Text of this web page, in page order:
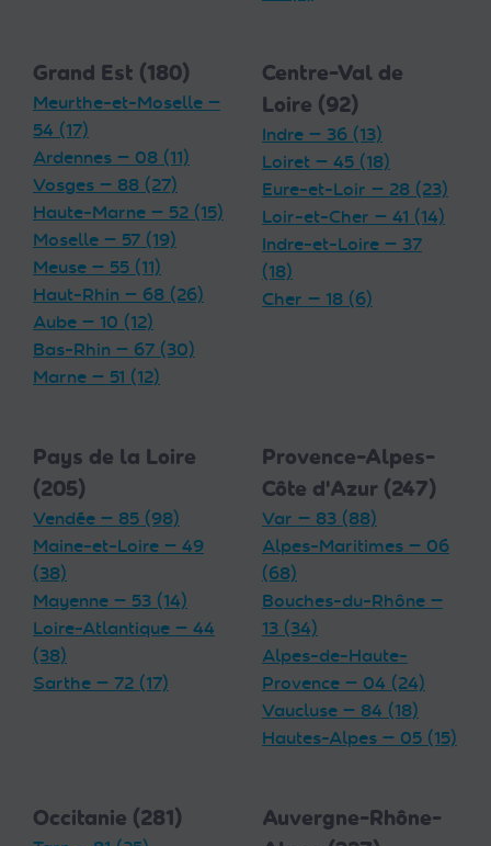
Grand Est (180)
Meurthe-et-Moselle —
54 (17)
Ardennes — 08 (11)
Vosges — 88 (27)
Haute-Marne — 52 (15)
Moselle — 57 (19)
Meuse — 55 (11)
Haut-Rhin — 68 (26)
Aube — 10 (12)
Bas-Rhin — 67 (30)
Marne — 51 (12)
Centre-Val de
Loire (92)
Indre — 36 (13)
Loiret — 45 (18)
Eure-et-Loir — 28 (23)
Loir-et-Cher — 41 (14)
Indre-et-Loire — 37
(18)
Cher — 18 (6)
Pays de la Loire
(205)
Vendée — 85 (98)
Maine-et-Loire — 49
(38)
Mayenne — 53 (14)
Loire-Atlantique — 44
(38)
Sarthe — 72 (17)
Provence-Alpes-
Côte d'Azur (247)
Var — 83 (88)
Alpes-Maritimes — 06
(68)
Bouches-du-Rhône —
13 (34)
Alpes-de-Haute-
Provence — 04 (24)
Vaucluse — 84 (18)
Hautes-Alpes — 05 (15)
Occitanie (281)
Auvergne-Rhône-